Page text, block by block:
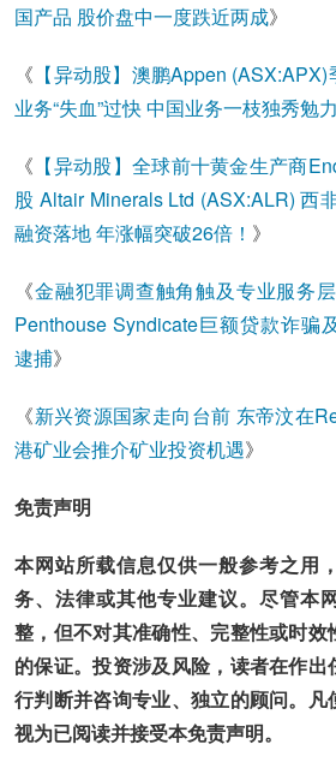
国产品 股价盘中一度跌近两成》
《 【异动股】澳鹏Appen
业务“失血”过快 中国业务一枝独秀勉
《 【异动股】全球前十黄金生产商
股 Altair Minerals Ltd (ASX:ALR) 西
融资落地 年涨幅突破26倍！ 》
《金融犯罪调查触角触及专业服务
Penthouse Syndicate巨额贷款诈骗
逮捕》
《新兴资源国家走向台前 东帝汶在
港矿业会推介矿业投资机遇》
免责声明
本网站所载信息仅供一般参考之用
务、法律或其他专业建议。尽管本
整，但不对其准确性、完整性或时
的保证。投资涉及风险，读者在作出
行判断并咨询专业、独立的顾问。
视为已阅读并接受本免责声明。